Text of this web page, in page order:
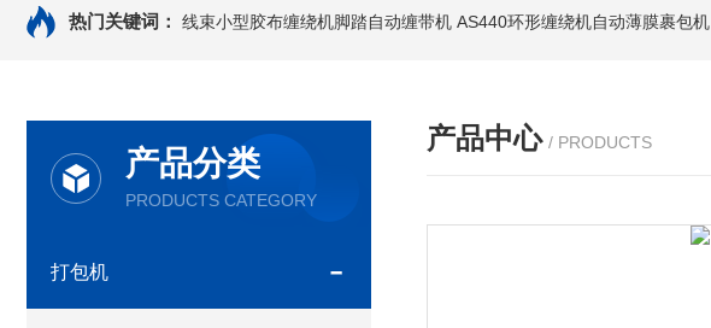
热门关键词： 线束小型胶布缠绕机脚踏自动缠带机 AS440环形缠绕机自动薄膜裹包机
产品分类
PRODUCTS CATEGORY
打包机
产品中心 / PRODUCTS